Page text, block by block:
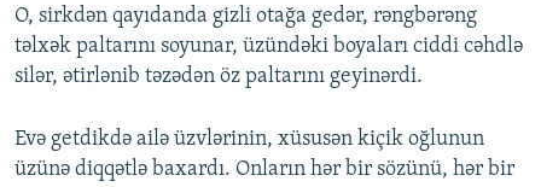
O, sirkdən qayıdanda gizli otağa gedər, rəngbərəng
təlxək paltarını soyunar, üzündəki boyaları ciddi cəhdlə
silər, ətirlənib təzədən öz paltarını geyinərdi.
Evə getdikdə ailə üzvlərinin, xüsusən kiçik oğlunun
üzünə diqqətlə baxardı. Onların hər bir sözünü, hər bir